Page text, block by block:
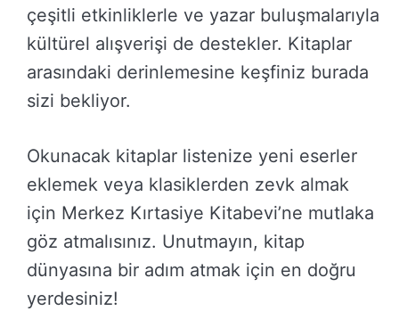
çeşitli etkinliklerle ve yazar buluşmalarıyla
kültürel alışverişi de destekler. Kitaplar
arasındaki derinlemesine keşfiniz burada
sizi bekliyor.
Okunacak kitaplar listenize yeni eserler
eklemek veya klasiklerden zevk almak
için Merkez Kırtasiye Kitabevi’ne mutlaka
göz atmalısınız. Unutmayın, kitap
dünyasına bir adım atmak için en doğru
yerdesiniz!